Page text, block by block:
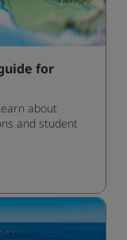
for
about
and student